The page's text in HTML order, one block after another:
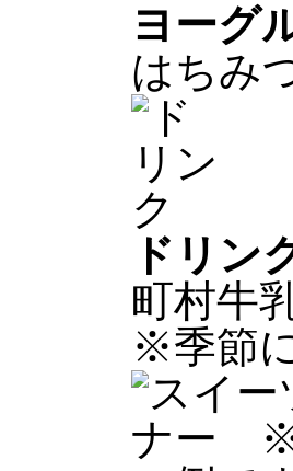
ヨーグ
はちみ
ドリン
町村牛
※季節